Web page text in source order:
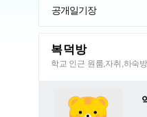
공개일기장
복덕방
학교 인근 원룸,자취,하숙